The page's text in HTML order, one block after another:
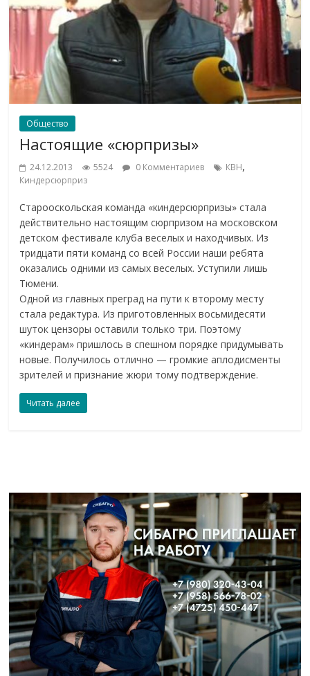
Общество
Настоящие «сюрпризы»
24.12.2013 5524 0 Комментариев КВН,
Киндерсюрприз
Старооскольская команда «киндерсюрпризы» стала
действительно настоящим сюрпризом на московском
детском фестивале клуба веселых и находчивых. Из
тридцати пяти команд со всей России наши ребята
оказались одними из самых веселых. Уступили лишь
Тюмени.
Одной из главных преград на пути к второму месту
стала редактура. Из приготовленных восьмидесяти
шуток цензоры оставили только три. Поэтому
«киндерам» пришлось в спешном порядке придумывать
новые. Получилось отлично — громкие аплодисменты
зрителей и признание жюри тому подтверждение.
Читать далее